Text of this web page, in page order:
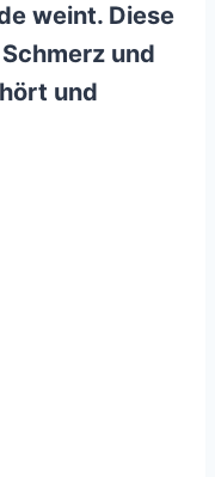
weint. Diese
und
und